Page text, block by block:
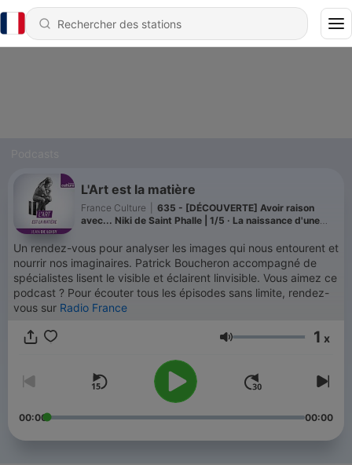
L'Art est la matière
France Culture
635 - [DÉCOUVERTE] Avoir raison
avec... Niki de Saint Phalle | 1/5 · La naissance d'une
Un rendez-vous pour analyser les images qui nous entourent et
nourrir nos imaginaires. Patrick Boucheron accompagné de
spécialistes lisent le visible et éclairent linvisible. Vous aimez ce
podcast ? Pour écouter tous les épisodes sans limite, rendez-
vous sur Radio France
Volume 1 x
00:00 00:00